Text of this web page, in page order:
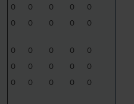
0 0 0 0
0
0 0 0 0 0
0 0 0 0
0
0 0 0 0
0
0 0 0 0 0